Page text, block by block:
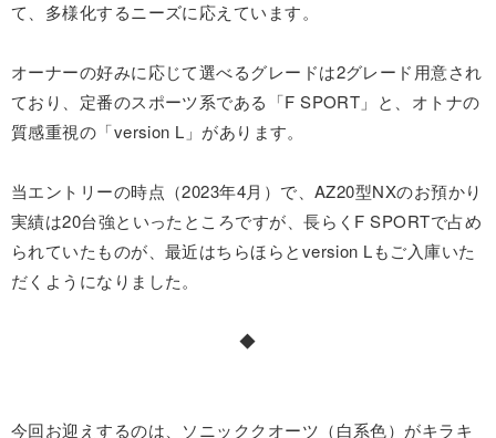
て、多様化するニーズに応えています。
オーナーの好みに応じて選べるグレードは2グレード用意され
ており、定番のスポーツ系である「F SPORT」と、オトナの
質感重視の「version L」があります。
当エントリーの時点（2023年4月）で、AZ20型NXのお預かり
実績は20台強といったところですが、長らくF SPORTで占め
られていたものが、最近はちらほらとversion Lもご入庫いた
だくようになりました。
◆
今回お迎えするのは、ソニッククオーツ（白系色）がキラキ